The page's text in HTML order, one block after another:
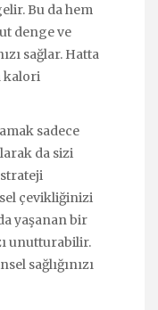
Bu da hem
denge ve
sağlar. Hatta
kalori
sadece
da sizi
çevikliğinizi
yaşanan bir
unutturabilir.
sağlığınızı